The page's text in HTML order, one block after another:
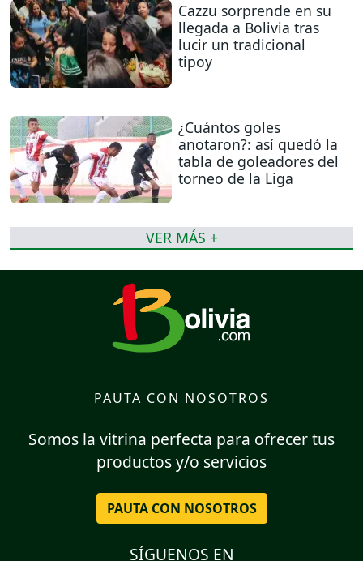
Cazzu sorprende en su
llegada a Bolivia tras
lucir un tradicional
tipoy
¿Cuántos goles
anotaron?: así quedó la
tabla de goleadores del
torneo de la Liga
VER MÁS +
PAUTA CON NOSOTROS
Somos la vitrina perfecta para ofrecer tus
productos y/o servicios
PAUTA CON NOSOTROS
SÍGUENOS EN